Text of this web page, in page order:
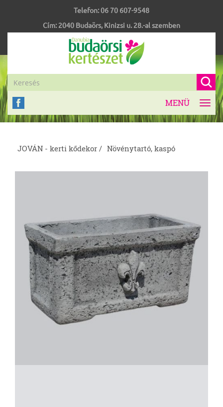
Telefon:06 70 607-9548
Cím: 2040 Budaörs, Kinizsi u. 28.-al szemben
MENÜ
JOVÁN - kerti kődekor / Növénytartó, kaspó